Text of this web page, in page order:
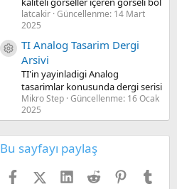
latcakir Güncellenme: 14 Mart
2025
Kaynak ikon/amblem
TI Analog Tasarim Dergi
Arsivi
TI'in yayinladigi Analog
tasarimlar konusunda dergi serisi
Mikro Step Güncellenme: 16 Ocak
2025
Bu sayfayı paylaş
FacebookX (Twitter)
LinkedIn
Reddit Pinterest